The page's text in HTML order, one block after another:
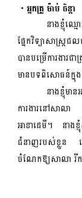
・អ្នកគ្រូ ម៉ាប់ ចិន្តា
នាងខ្ញុំឈ្ម
ផ្នែកវិទ្យាសាស្រ្
បានបម្រើការងារ
មានបទពិសោធន៍ក្នុង
នាងខ្ញុំម
ការងារនៅស
អាខាដេមី។ នាង
ជំនាញរបស់ខ្លួន
ចំណែកឱ្យសាលា រីក